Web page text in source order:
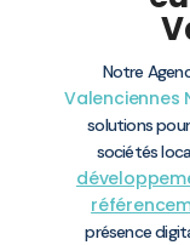
Notre
Valenciennes
solutions
sociétés
présence